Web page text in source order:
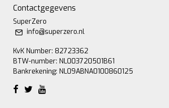
Contactgegevens
SuperZero
info@superzero.nl
KvK Number: 82723362
BTW-number: NL003720501B61
Bankrekening: NL09ABNA0100860125